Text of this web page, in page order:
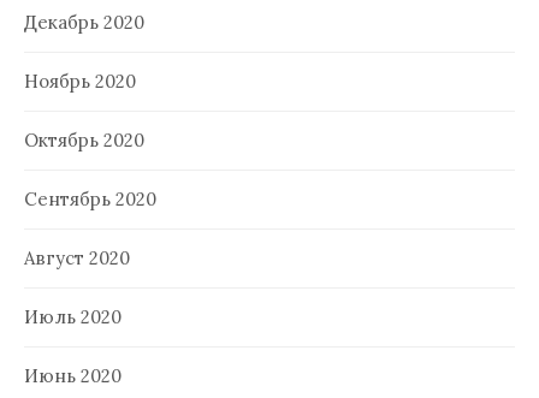
Декабрь 2020
Ноябрь 2020
Октябрь 2020
Сентябрь 2020
Август 2020
Июль 2020
Июнь 2020